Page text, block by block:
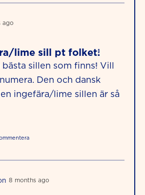
ago
lime sill pt folket!
sillen som finns! Vill
Den och dansk
ingefära/lime sillen är så
8 months ago